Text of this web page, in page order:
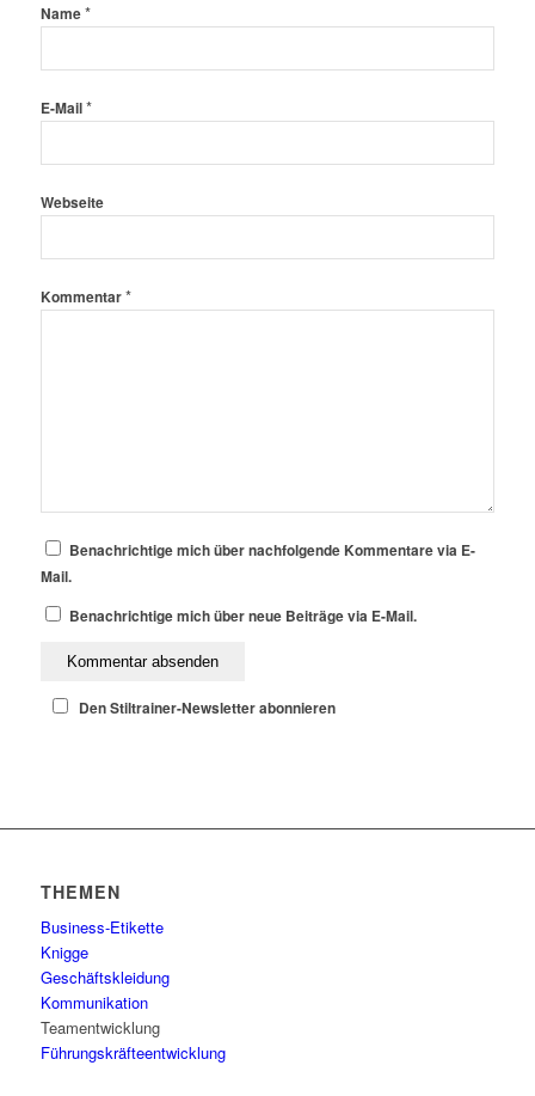
Name*
E-Mail*
Webseite
Kommentar*
Benachrichtige mich über nachfolgende Kommentare via E-
Mail.
Benachrichtige mich über neue Beiträge via E-Mail.
Den Stiltrainer-Newsletter abonnieren
THEMEN
Business-Etikette
Knigge
Geschäftskleidung
Kommunikation
Teamentwicklung
Führungskräfteentwicklung